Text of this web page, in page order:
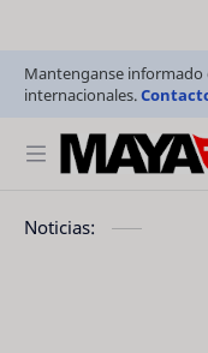
Mantenganse informado
internacionales.
Noticias: